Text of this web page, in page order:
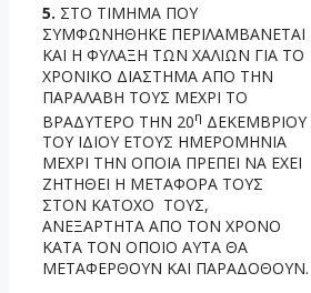
5. ΣΤΟ ΤΙΜΗΜΑ ΠΟΥ
ΣΥΜΦΩΝΗΘΗΚΕ ΠΕΡΙΛΑΜΒΑΝΕΤΑΙ
ΚΑΙ Η ΦΥΛΑΞΗ ΤΩΝ ΧΑΛΙΩΝ ΓΙΑ ΤΟ
ΧΡΟΝΙΚΟ ΔΙΑΣΤΗΜΑ ΑΠΟ ΤΗΝ
ΠΑΡΑΛΑΒΗ ΤΟΥΣ ΜΕΧΡΙ ΤΟ
ΒΡΑΔΥΤΕΡΟ ΤΗΝ 20η ΔΕΚΕΜΒΡΙΟΥ
ΤΟΥ ΙΔΙΟΥ ΕΤΟΥΣ ΗΜΕΡΟΜΗΝΙΑ
ΜΕΧΡΙ ΤΗΝ ΟΠΟΙΑ ΠΡΕΠΕΙ ΝΑ ΕΧΕΙ
ΖΗΤΗΘΕΙ Η ΜΕΤΑΦΟΡΑ ΤΟΥΣ
ΣΤΟΝ ΚΑΤΟΧΟ ΤΟΥΣ,
ΑΝΕΞΑΡΤΗΤΑ ΑΠΟ ΤΟΝ ΧΡΟΝΟ
ΚΑΤΑ ΤΟΝ ΟΠΟΙΟ ΑΥΤΑ ΘΑ
ΜΕΤΑΦΕΡΘΟΥΝ ΚΑΙ ΠΑΡΑΔΟΘΟΥΝ.